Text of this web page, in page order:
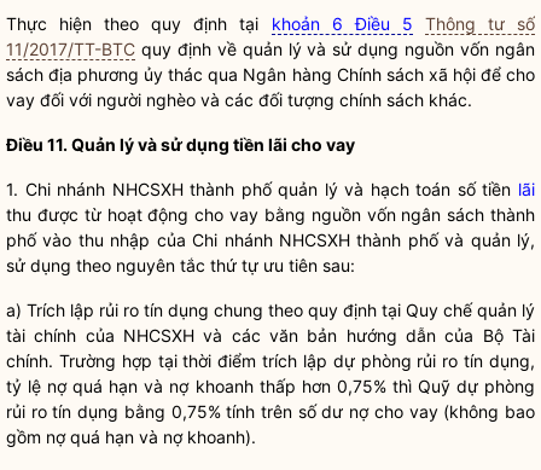
Thực hiện theo quy định tại khoản 6 Điều 5
Thông tư số
11/2017/TT-BTC quy định về quản lý và sử dụng nguồnvốn ngân
sách địa phương ủy thác qua Ngân hàng Chính sáchxã hội để cho
vay đối với người nghèo và các đối tượng chính sách khác.
Điều 11. Quản lý và sử dụng tiền lãi cho vay
1. Chi nhánh NHCSXH thành phố quản lý và hạch toán số tiền lãi
thu được từ hoạt động cho vay bằng nguồn vốn ngân sách thành
phố vào thu nhập của Chi nhánh NHCSXH thành phố và quản lý,
sử dụng theo nguyên tắc thứ tự ưu tiên sau:
a) Trích lập rủi ro tín dụng chung theo quy định tại Quy chếquản lý
tài chính của NHCSXH và các văn bản hướng dẫn của Bộ Tài
chính. Trường hợp tại thời điểm trích lập dự phòng rủi ro tín dụng,
tỷ lệ nợ quá hạn và nợ khoanh thấp hơn 0,75% thì Quỹ dự phòng
rủi ro tín dụng bằng 0,75% tính trên số dư nợ cho vay (không bao
gồm nợ quá hạn và nợ khoanh).